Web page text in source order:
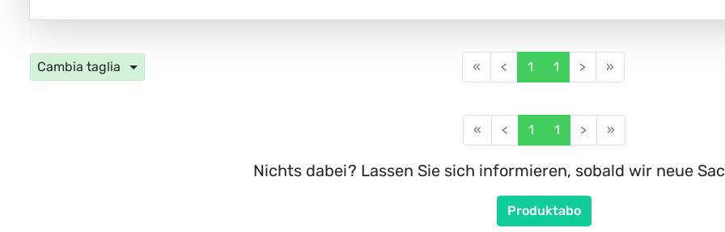
Cambia taglia « < 1 1 > »
« < 1 1 > »
Nichts dabei? Lassen Sie sich informieren, sobald wir neue
Produktabo